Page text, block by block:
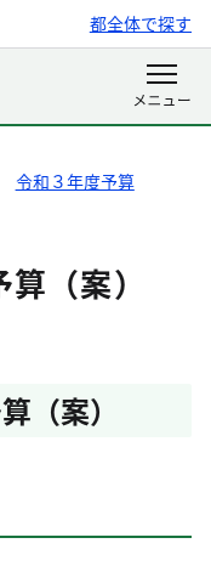
都全体で探す
令和３年度予算
（案）
（案）